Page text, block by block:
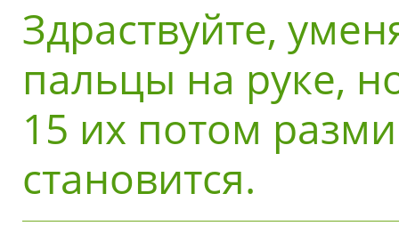
Здраствуйте,
пальцы на руке,
15 их потом
становится.